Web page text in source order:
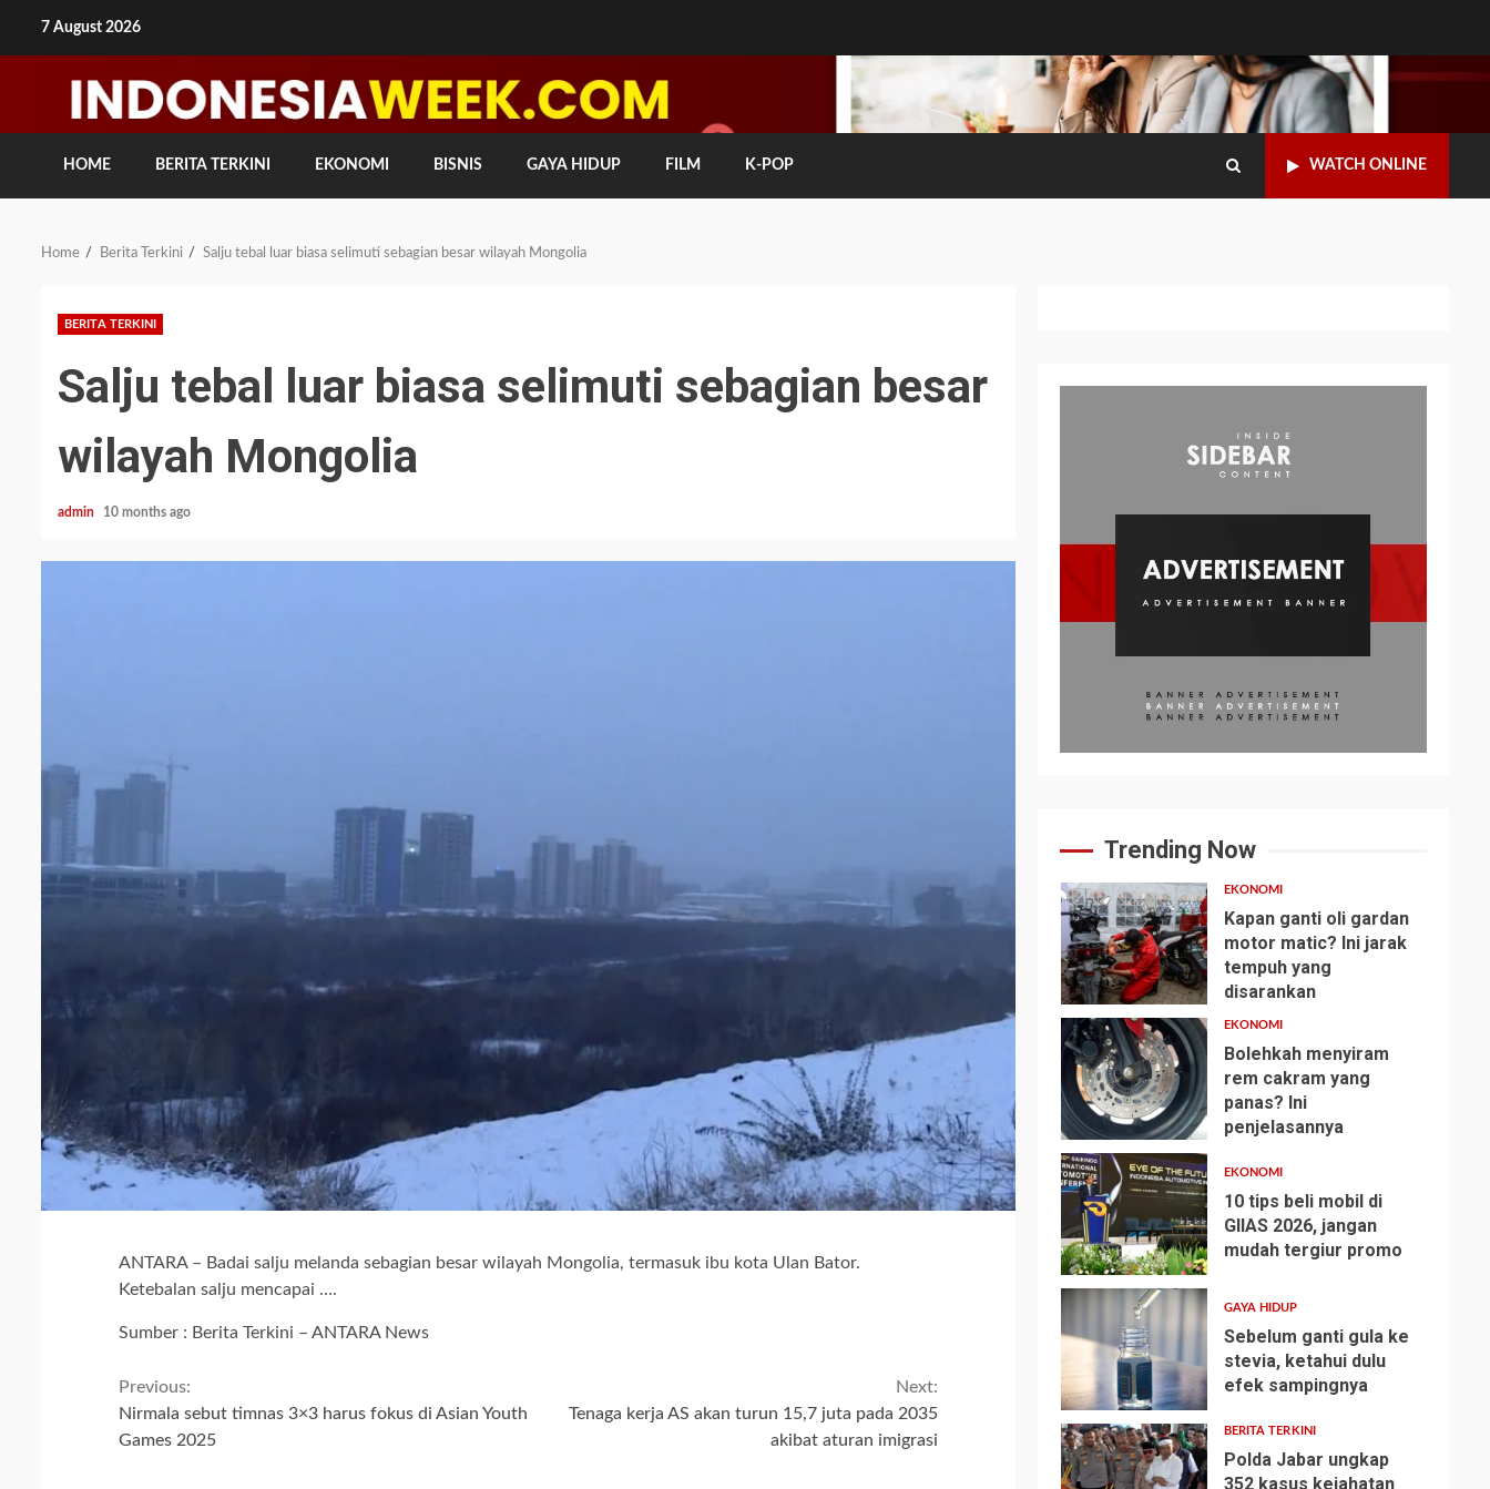
7 August 2026
HOME BERITA TERKINI EKONOMI BISNIS GAYA HIDUP FILM K-POP WATCH ONLINE
Home Berita Terkini Salju tebal luar biasa selimuti sebagian besar wilayah Mongolia
BERITA TERKINI
Salju tebal luar biasa selimuti sebagian besar
wilayah Mongolia
admin 10 months ago
ANTARA – Badai salju melanda sebagian besar wilayah Mongolia, termasuk ibu kota Ulan Bator.
Ketebalan salju mencapai ….
Sumber : Berita Terkini – ANTARA News
Continue
Reading
Previous:
Nirmala sebut timnas 3×3 harus fokus di Asian Youth
Games 2025
Next:
Tenaga kerja AS akan turun 15,7 juta pada 2035
akibat aturan imigrasi
Trending Now
1
EKONOMI
Kapan ganti oli gardan
motor matic? Ini jarak
tempuh yang
disarankan
2
EKONOMI
Bolehkah menyiram
rem cakram yang
panas? Ini
penjelasannya
3
EKONOMI
10 tips beli mobil di
GIIAS 2026, jangan
mudah tergiur promo
4
GAYA HIDUP
Sebelum ganti gula ke
stevia, ketahui dulu
efek sampingnya
BERITA TERKINI
Polda Jabar ungkap
352 kasus kejahatan